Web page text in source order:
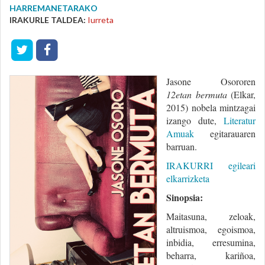
HARREMANETARAKO
IRAKURLE TALDEA: Iurreta
Jasone Osororen
12etan bermuta(Elkar,
2015) nobela mintzagai
izango dute, Literatur
Amuak egitarauaren
barruan.
IRAKURRI egileari
elkarrizketa
Sinopsia:
Maitasuna, zeloak,
altruismoa, egoismoa,
inbidia, erresumina,
beharra, kariñoa,